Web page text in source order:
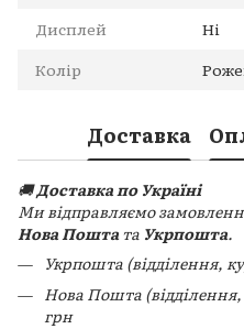
Дисплей
Ні
Колір
Доставка
🚚Доставка по Україні
Ми відправляємо
Нова Поштата Укрпошта.
Укрпошта (відділення,
Нова Пошта
грн